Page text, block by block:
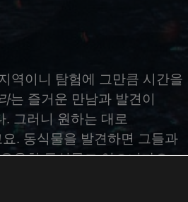
역이니 탐험에 그만큼 시간을
는 즐거운 만남과 발견이
. 그러니 원하는 대로
. 동식물을 발견하면 그들과
용한 동식물도 있으니까요.